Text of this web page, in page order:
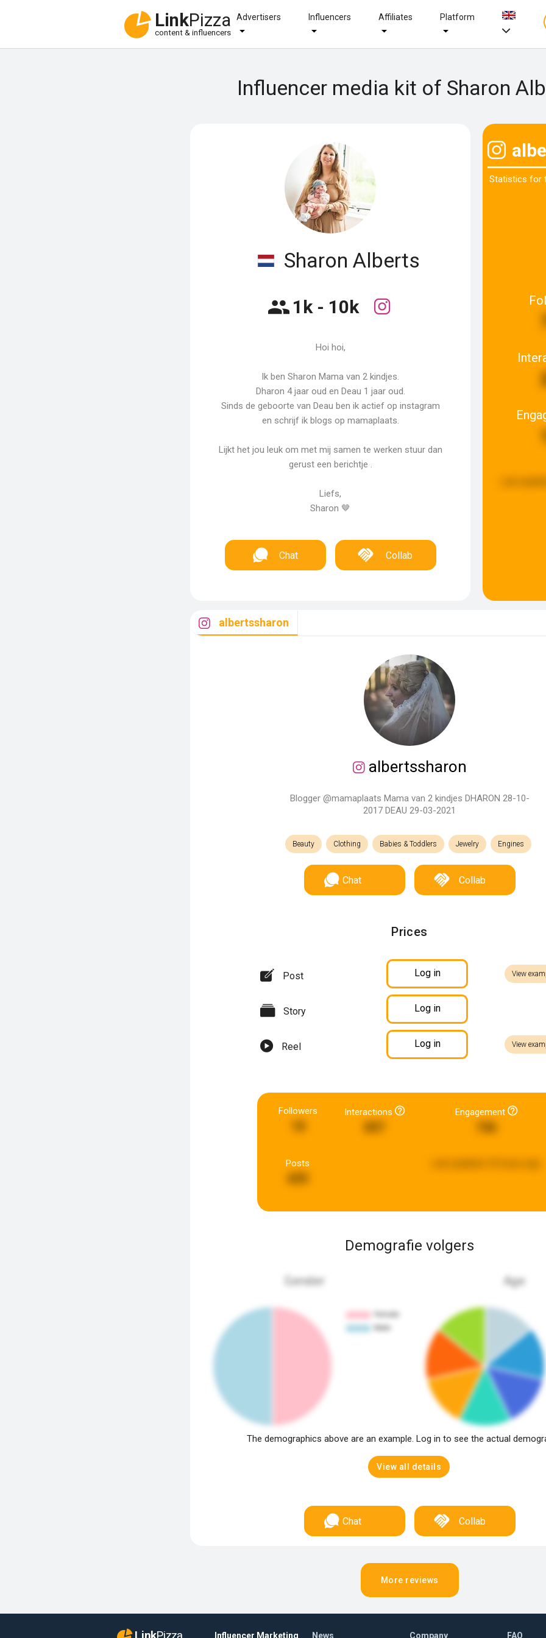
LinkPizza
content & influencers
Advertisers Influencers Affiliates Platform
Influencer media kit of Sharon
Sharon Alberts
1k - 10k
Hoi hoi,
Ik ben Sharon Mama van 2 kindjes.
Dharon 4 jaar oud en Deau 1 jaar oud.
Sinds de geboorte van Deau ben ik actief op instagram
en schrijf ik blogs op mamaplaats.
Lijkt het jou leuk om met mij samen te werken stuur dan
gerust een berichtje .
Liefs,
Sharon 🤎
Chat Collab
Statistics for
albertssharon
albertssharon
Blogger @mamaplaats Mama van 2 kindjes DHARON 28-10-
2017 DEAU 29-03-2021
Beauty Clothing Babies & Toddlers Jewelry Engines
Chat Collab
Prices
Post Log in View
Story Log in
Reel Log in View
Followers Interactions Engagement
746
Posts
Demografie volgers
Gender Age
The demographics above are an example. Log in to see the actual
View all details
Chat Collab
More reviews
LinkPizza Influencer Marketing News Company FAQ